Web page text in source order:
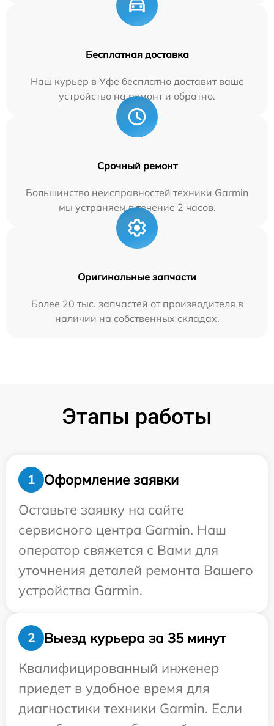
Бесплатная доставка
Наш курьер в Уфе бесплатно доставит ваше
устройство на ремонт и обратно.
Срочный ремонт
Большинство неисправностей техники Garmin
мы устраняем в течение 2 часов.
Оригинальные запчасти
Более 20 тыс. запчастей от производителя в
наличии на собственных складах.
Этапы работы
1
Оформление заявки
Оставьте заявку на сайте
сервисного центра Garmin. Наш
оператор свяжется с Вами для
уточнения деталей ремонта Вашего
устройства Garmin.
2
Выезд курьера за 35 минут
Квалифицированный инженер
приедет в удобное время для
диагностики техники Garmin. Если